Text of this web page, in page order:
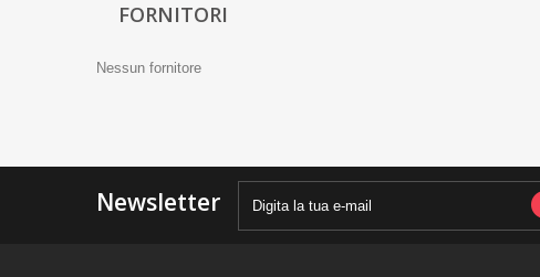
FORNITORI
Nessun fornitore
Newsletter